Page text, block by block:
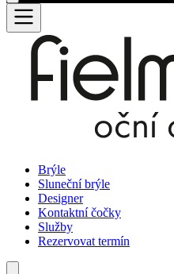
Brýle
Sluneční brýle
Designer
Kontaktní čočky
Služby
Rezervovat termín